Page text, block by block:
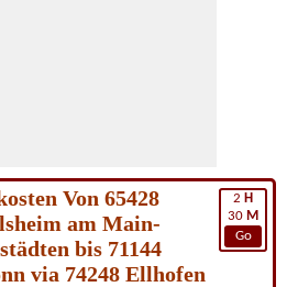
2 H
30 M
Go
Von 65428
am Main-
bis 71144
via 74248 Ellhofen